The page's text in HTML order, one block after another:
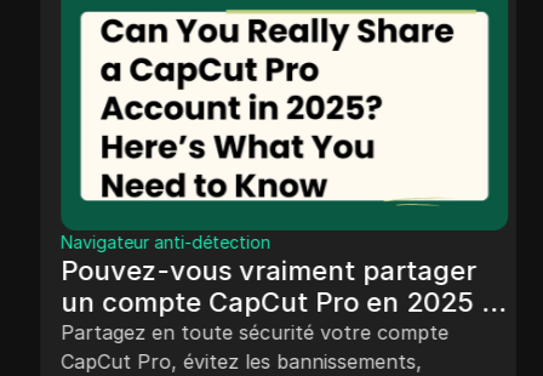
Navigateur anti-détection
Pouvez-vous vraiment partager
un compte CapCut Pro en 2025 ?
Voici ce que vous devez savoir
Partagez en toute sécurité votre compte
CapCut Pro, évitez les bannissements,